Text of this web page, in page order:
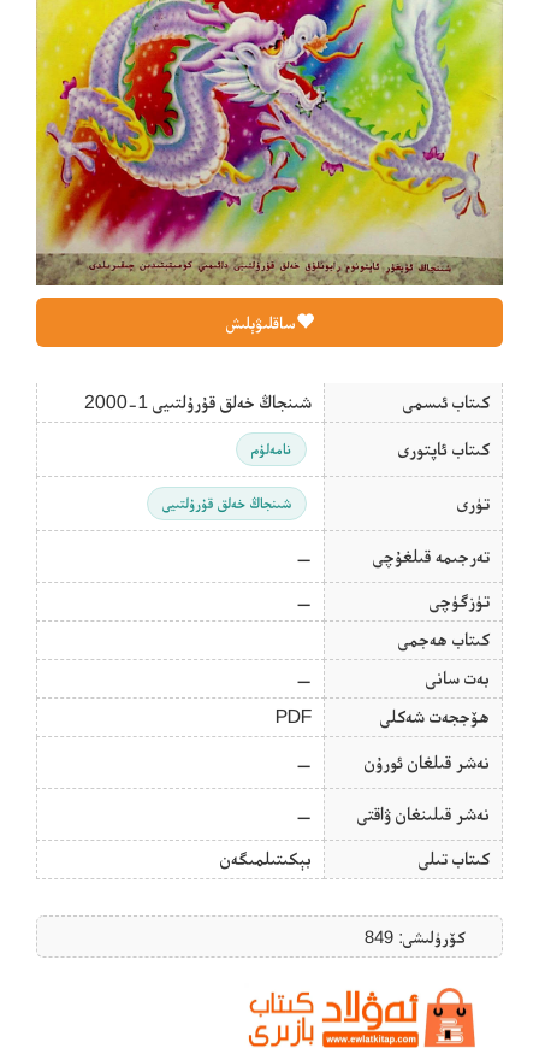
ساقلىۋېلىش
كىتاب ئىسمى شىنجاڭ خەلق قۇرۇلتىيى 1-2000
كىتاب ئاپتورى نامەلۇم
تۈرى شىنجاڭ خەلق قۇرۇلتىيى
تەرجىمە قىلغۇچى —
تۈزگۈچى
—
كىتاب ھەجمى
بەت سانى
—
ھۆججەت شەكلى
PDF
نەشر قىلغان ئورۇن —
نەشر قىلىنغان ۋاقتى —
كىتاب تىلى بېكىتىلمىگەن
كۆرۈلىشى: 849